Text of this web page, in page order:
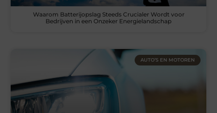
Waarom Batterijopslag Steeds Crucialer Wordt voor
Bedrijven in een Onzeker Energielandschap
AUTO’S EN MOTOREN